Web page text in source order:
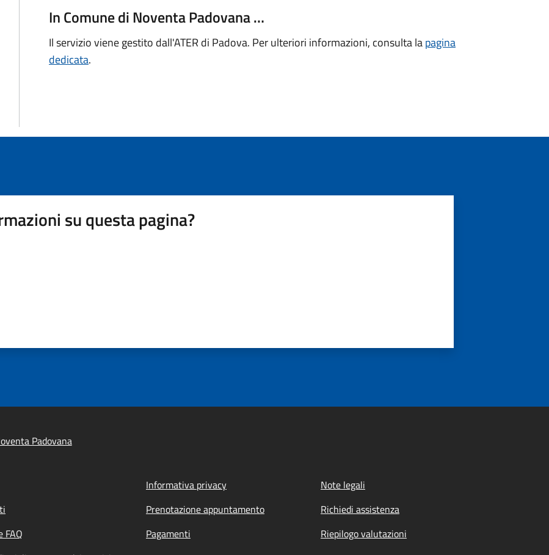
In Comune di Noventa Padovana …
Il servizio viene gestito dall'ATER di Padova. Per ulteriori informazioni, consulta lapagina
dedicata.
su questa pagina?
Padovana
Informativa privacy
Note legali
Prenotazione appuntamento
Richiedi assistenza
FAQ Pagamenti
Riepilogo valutazioni